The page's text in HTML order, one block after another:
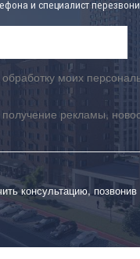
и специалист
моих
рекламы,
консультацию,